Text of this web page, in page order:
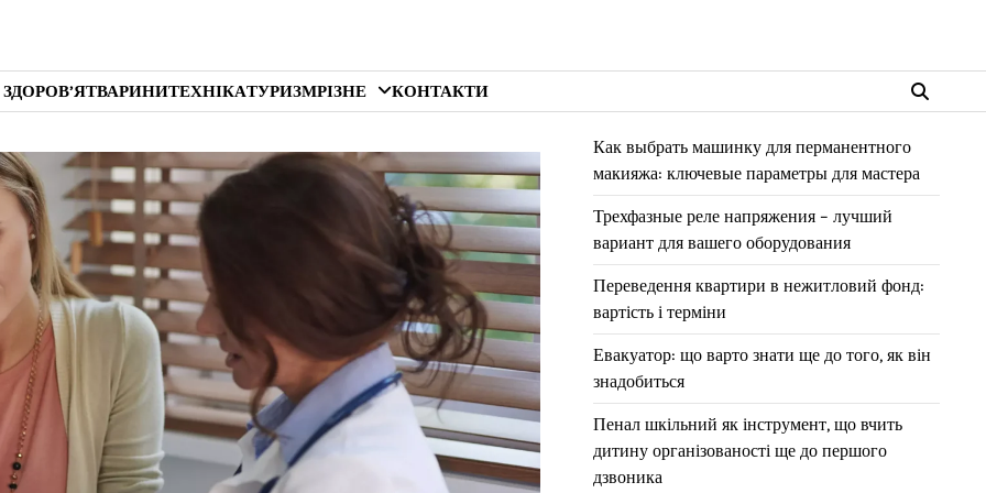
ТВАРИНИТЕХНІКАТУРИЗМРІЗНЕ КОНТАКТИ
Как выбрать машинку для перманентного
макияжа: ключевые параметры для мастера
Трехфазные реле напряжения – лучший
вариант для вашего оборудования
Переведення квартири в нежитловий фонд:
вартість і терміни
Евакуатор: що варто знати ще до того, як він
знадобиться
Пенал шкільний як інструмент, що вчить
дитину організованості ще до першого
дзвоника